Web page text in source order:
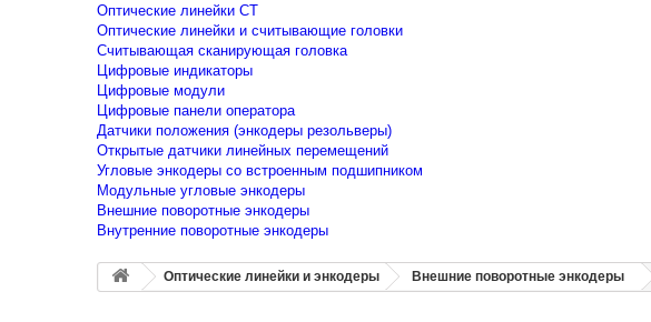
Оптические линейки CT
Оптические линейки и считывающие головки
Считывающая сканирующая головка
Цифровые индикаторы
Цифровые модули
Цифровые панели оператора
Датчики положения (энкодеры резольверы)
Открытые датчики линейных перемещений
Угловые энкодеры со встроенным подшипником
Модульные угловые энкодеры
Внешние поворотные энкодеры
Внутренние поворотные энкодеры
Оптические линейки и энкодеры Внешние поворотные энкодеры